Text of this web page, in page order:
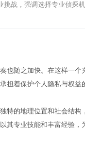
战，强调选择专业侦探
也随之加快。在这样一
担着保护个人隐私与权
特的地理位置和社会结
专业技能和丰富经验，